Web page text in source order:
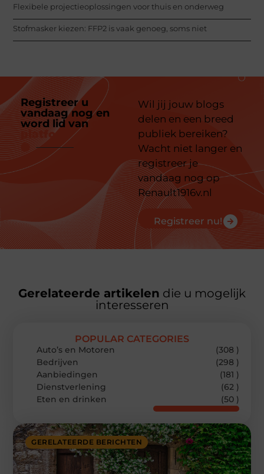
Flexibele projectieoplossingen voor thuis en onderweg
Stofmasker kiezen: FFP2 is vaak genoeg, soms niet
Registreer u
vandaag nog en
word lid van
platform
Wil jij jouw blogs
delen en een breed
publiek bereiken?
Wacht niet langer en
registreer je
vandaag nog op
Renault1916v.nl
Registreer nu!
Gerelateerde artikelen die u mogelijk
interesseren
GERELATEERDE BERICHTEN
POPULAR CATEGORIES
Auto’s en Motoren
(308 )
Bedrijven
(298 )
Aanbiedingen
(181 )
Dienstverlening
(62 )
Eten en drinken
(50 )